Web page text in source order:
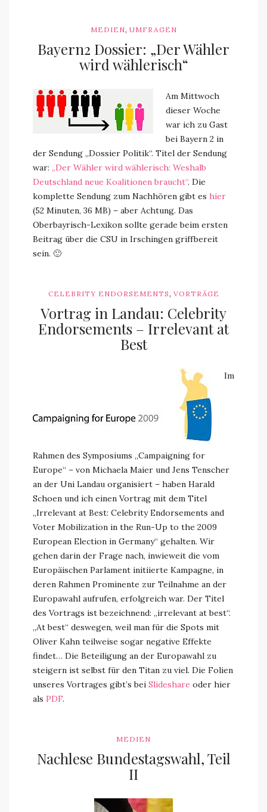
MEDIEN, UMFRAGEN
Bayern2 Dossier: „Der Wähler
wird wählerisch“
Am Mittwoch
dieser Woche
war ich zu Gast
bei Bayern 2 in
der Sendung „Dossier Politik“. Titel der Sendung
war: „Der Wähler wird wählerisch: Weshalb
Deutschland neue Koalitionen braucht“. Die
komplette Sendung zum Nachhören gibt es hier
(52 Minuten, 36 MB) – aber Achtung. Das
Oberbayrisch-Lexikon sollte gerade beim ersten
Beitrag über die CSU in Irschingen griffbereit
sein. 🙂
CELEBRITY ENDORSEMENTS, VORTRÄGE
Vortrag in Landau: Celebrity
Endorsements – Irrelevant at
Best
Im
Rahmen des Symposiums „Campaigning for
Europe“ – von Michaela Maier und Jens Tenscher
an der Uni Landau organisiert – haben Harald
Schoen und ich einen Vortrag mit dem Titel
„Irrelevant at Best: Celebrity Endorsements and
Voter Mobilization in the Run-Up to the 2009
European Election in Germany“ gehalten. Wir
gehen darin der Frage nach, inwieweit die vom
Europäischen Parlament initiierte Kampagne, in
deren Rahmen Prominente zur Teilnahme an der
Europawahl aufrufen, erfolgreich war. Der Titel
des Vortrags ist bezeichnend: „irrelevant at best“.
„At best“ deswegen, weil man für die Spots mit
Oliver Kahn teilweise sogar negative Effekte
findet… Die Beteiligung an der Europawahl zu
steigern ist selbst für den Titan zu viel. Die Folien
unseres Vortrages gibt’s bei Slideshare oder hier
als PDF.
MEDIEN
Nachlese Bundestagswahl, Teil
II